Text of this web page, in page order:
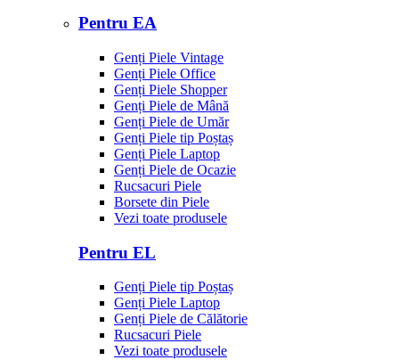
Pentru EA
Genți Piele Vintage
Genți Piele Office
Genți Piele Shopper
Genți Piele de Mână
Genți Piele de Umăr
Genți Piele tip Poștaș
Genți Piele Laptop
Genți Piele de Ocazie
Rucsacuri Piele
Borsete din Piele
Vezi toate produsele
Pentru EL
Genți Piele tip Poștaș
Genți Piele Laptop
Genți Piele de Călătorie
Rucsacuri Piele
Vezi toate produsele